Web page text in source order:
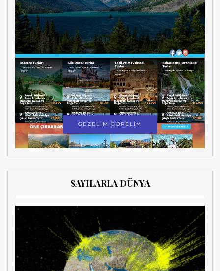
GEZELİM GÖRELİM
SAYILARLA DÜNYA